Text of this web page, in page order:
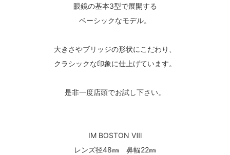
眼鏡の基本3型で展開する
ベーシックなモデル。
大きさやブリッジの形状にこだわり、
クラシックな印象に仕上げています。
是非一度店頭でお試し下さい。
IM BOSTON Ⅷ
レンズ径48㎜ 鼻幅22㎜